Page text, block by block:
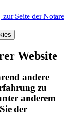
zur Seite der Notare
Website
andere
zu
anderem
der